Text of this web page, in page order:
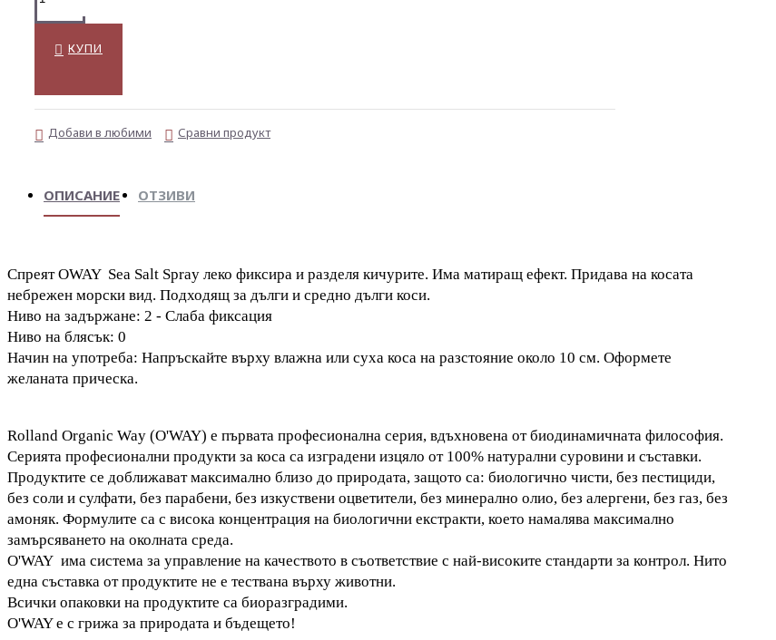
КУПИ
Добави в любими Сравни продукт
ОПИСАНИЕ ОТЗИВИ
Спреят OWAY Sea Salt Spray леко фиксира и разделя кичурите. Има матиращ ефект. Придава на косата
небрежен морски вид. Подходящ за дълги и средно дълги коси.
Ниво на задържане: 2 - Слаба фиксация
Ниво на блясък: 0
Начин на употреба: Напръскайте върху влажна или суха коса на разстояние около 10 см. Оформете
желаната прическа.
Rolland Organic Way (O'WAY) е първата професионална серия, вдъхнoвена от биодинамичната философия.
Серията професионални продукти за коса са изградени изцяло от 100% натурални суровини и съставки.
Продуктите се доближават максимално близо до природата, защото са: биологично чисти, без пестициди,
без соли и сулфати, без парабени, без изкуствени оцветители, без минерално олио, без алергени, без газ, без
амоняк. Формулите са с висока концентрация на биологични екстракти, което намалява максимално
замърсяването на околната среда.
O'WAY има система за управление на качеството в съответствие с най-високите стандарти за контрол. Нито
една съставка от продуктите не е тествана върху животни.
Всички опаковки на продуктите са биоразградими.
O'WAY е с грижа за природата и бъдещето!